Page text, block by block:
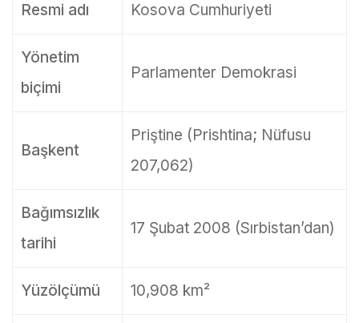
Resmi adı Kosova Cumhuriyeti
Yönetim
biçimi
Parlamenter Demokrasi
Başkent
Priştine (Prishtina; Nüfusu
207,062)
Bağımsızlık
tarihi
17 Şubat 2008 (Sırbistan’dan)
Yüzölçümü 10,908 km²